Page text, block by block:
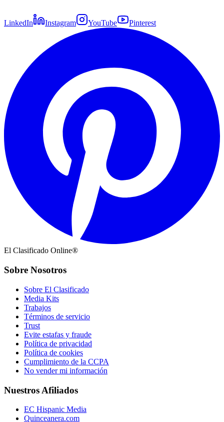
LinkedIn Instagram YouTube Pinterest
El Clasificado Online®
Sobre Nosotros
Sobre El Clasificado
Media Kits
Trabajos
Términos de servicio
Trust
Evite estafas y fraude
Política de privacidad
Política de cookies
Cumplimiento de la CCPA
No vender mi información
Nuestros Afiliados
EC Hispanic Media
Quinceanera.com